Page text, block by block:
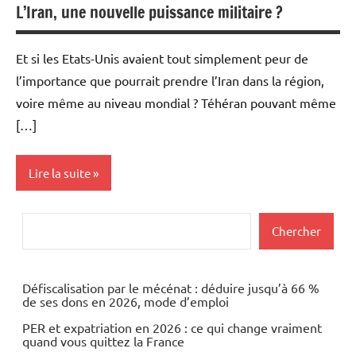
L’Iran, une nouvelle puissance militaire ?
Et si les Etats-Unis avaient tout simplement peur de
l’importance que pourrait prendre l’Iran dans la région,
voire même au niveau mondial ? Téhéran pouvant même
[…]
Lire la suite
Aéronautique
Economie
Energies
Matières
Chercher
Défiscalisation par le mécénat : déduire jusqu’à 66 %
de ses dons en 2026, mode d’emploi
PER et expatriation en 2026 : ce qui change vraiment
quand vous quittez la France